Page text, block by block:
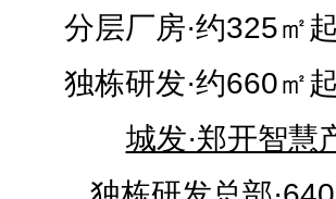
分层厂房·约325㎡
独栋研发·约660㎡
城发·郑开智慧